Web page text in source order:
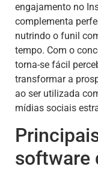
engajamento no
complementa
nutrindo o funil
tempo. Com o
torna-se fácil
transformar a
ao ser utilizada
mídias sociais
software